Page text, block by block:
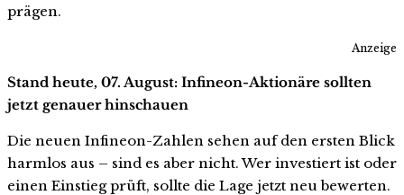
prägen.
Anzeige
Stand heute, 07. August: Infineon-Aktionäre sollten
jetzt genauer hinschauen
Die neuen Infineon-Zahlen sehen auf den ersten Blick
harmlos aus – sind es aber nicht. Wer investiert ist oder
einen Einstieg prüft, sollte die Lage jetzt neu bewerten.